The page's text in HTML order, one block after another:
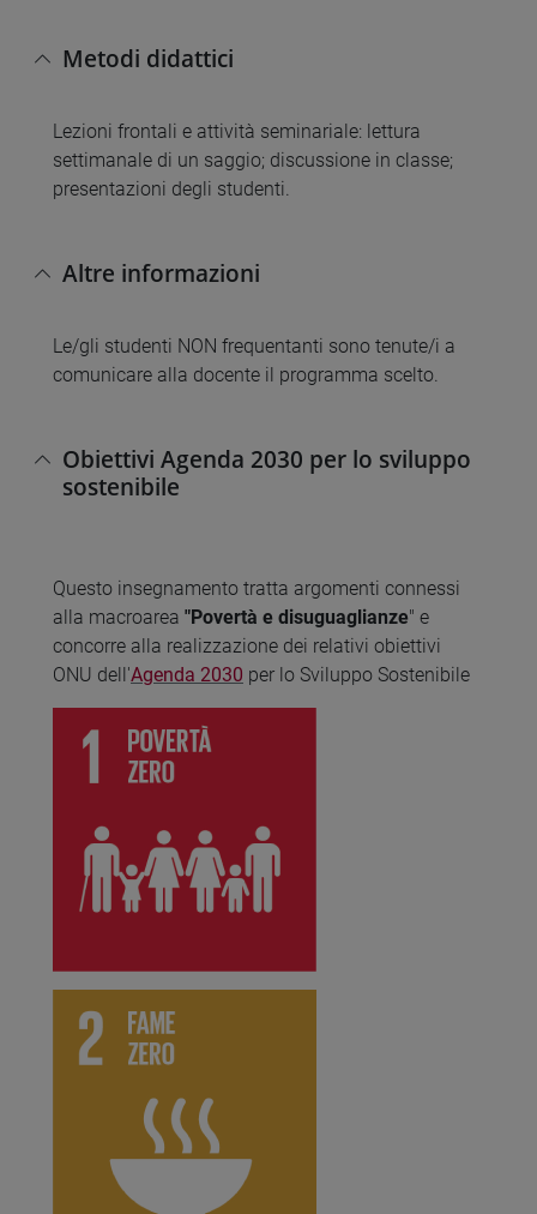
Metodi didattici
Lezioni frontali e attività seminariale: lettura
settimanale di un saggio; discussione in classe;
presentazioni degli studenti.
Altre informazioni
Le/gli studenti NON frequentanti sono tenute/i a
comunicare alla docente il programma scelto.
Obiettivi Agenda 2030 per lo sviluppo
sostenibile
Questo insegnamento tratta argomenti connessi
alla macroarea "Povertà e disuguaglianze" e
concorre alla realizzazione dei relativi obiettivi
ONU dell'Agenda 2030 per lo Sviluppo Sostenibile